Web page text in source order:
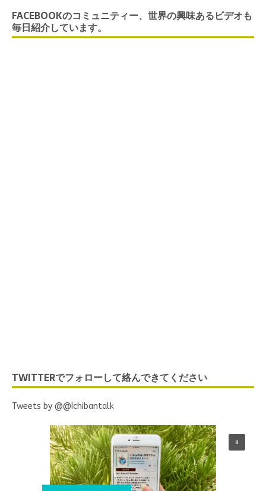
FACEBOOKのコミュニティー、世界の興味あるビデオも
毎日紹介しています。
TWITTERでフォローして絡んできてください
Tweets by @@Ichibantalk